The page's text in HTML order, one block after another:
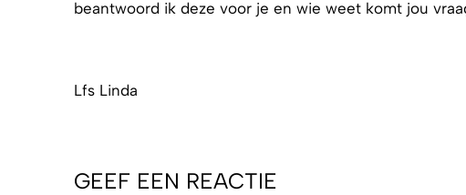
beantwoord ik deze voor je en wie weet komt jou
Lfs Linda
GEEF EEN REACTIE